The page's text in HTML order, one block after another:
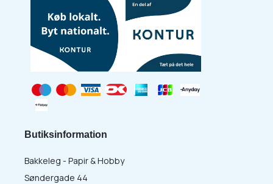
Butiksinformation
Bakkeleg - Papir & Hobby
Søndergade 44